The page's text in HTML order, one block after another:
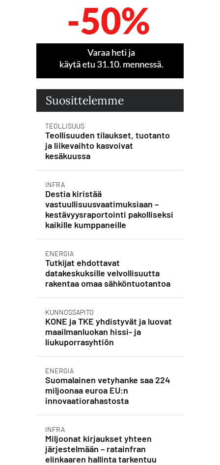
Suosittelemme
TEOLLISUUS
Teollisuuden tilaukset, tuotanto
ja liikevaihto kasvoivat
kesäkuussa
INFRA
Destia kiristää
vastuullisuusvaatimuksiaan –
kestävyysraportointi pakolliseksi
kaikille kumppaneille
ENERGIA
Tutkijat ehdottavat
datakeskuksille velvollisuutta
rakentaa omaa sähköntuotantoa
KUNNOSSAPITO
KONE ja TKE yhdistyvät ja luovat
maailmanluokan hissi- ja
liukuporrasyhtiön
ENERGIA
Suomalainen vetyhanke saa 224
miljoonaa euroa EU:n
innovaatiorahastosta
INFRA
Miljoonat kirjaukset yhteen
järjestelmään – ratainfran
elinkaaren hallinta tarkentuu